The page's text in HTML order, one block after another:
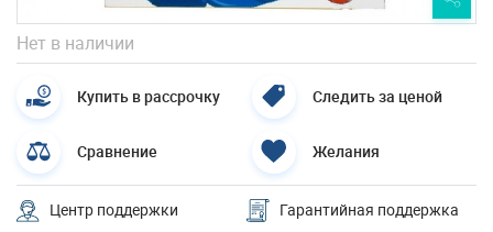
Нет в наличии
Купить в рассрочку Следить за ценой
Сравнение Желания
Центр поддержки
Гарантийная поддержка